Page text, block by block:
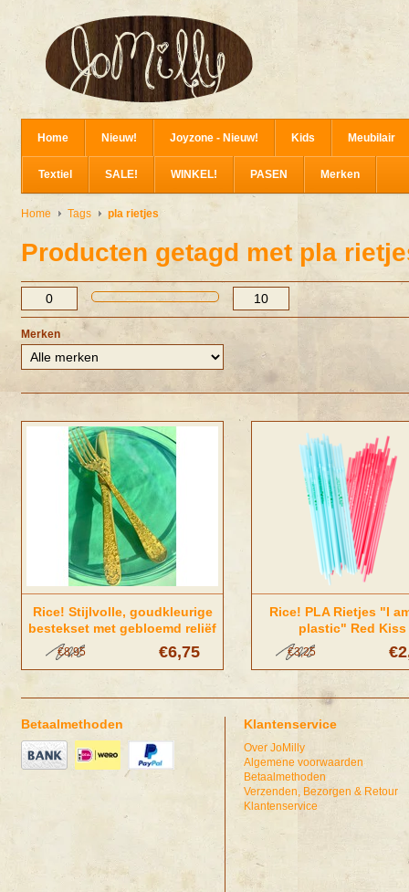
Home Nieuw! Joyzone - Nieuw! Kids Meubilair
Textiel SALE! WINKEL! PASEN Merken
Home Tags pla rietjes
Producten getagd met pla
Merken
Rice! Stijlvolle, goudkleurige
bestekset met gebloemd reliëf
€6,75
€8,95
Rice! PLA Rietjes "I
plastic" Red Kiss
€3,25
Betaalmethoden Klantenservice
Over JoMilly
Algemene voorwaarden
Betaalmethoden
Verzenden, Bezorgen & Retour
Klantenservice